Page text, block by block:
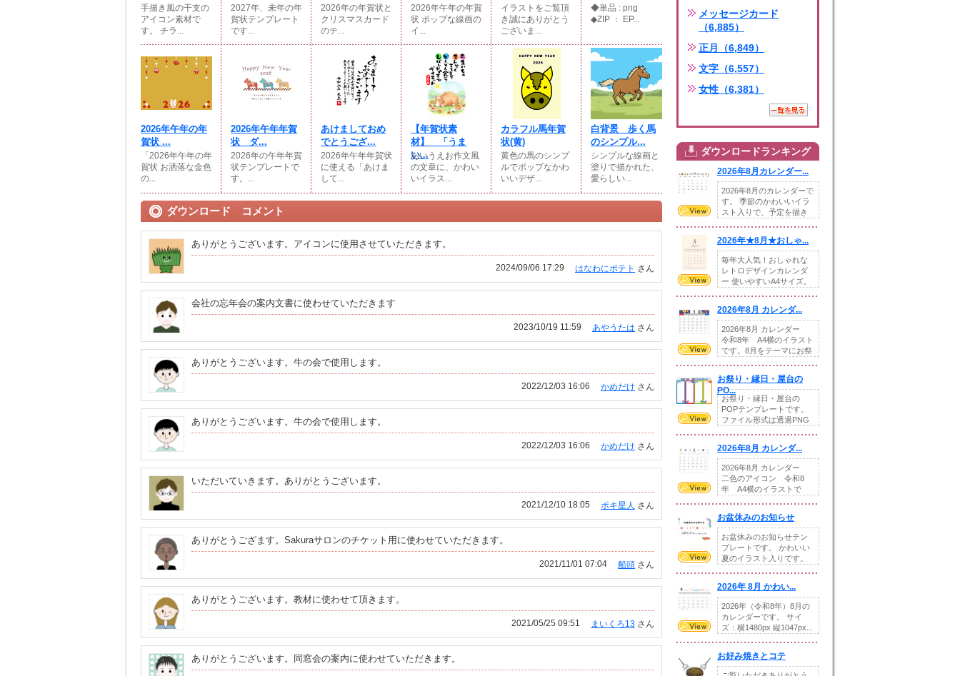
手描き風の干支の
アイコン素材で
す。 チラ...
2027年、未年の年
賀状テンプレート
です...
2026年の年賀状と
クリスマスカード
のテ...
2026年午年の年賀
状 ポップな線画の
イ...
イラストをご覧頂
き誠にありがとう
ございま...
◆単品 : png
◆ZIP ： EP...
2026年午年の年
賀状 ...
「2026年午年の年
賀状 お洒落な金色
の...
2026年午年年賀
状 ダ...
2026年の午年年賀
状テンプレートで
す。...
あけましておめ
でとうござ...
2026年午年年賀状
に使える「あけま
して...
【年賀状素
材】 「うま
い...
あいうえお作文風
の文章に、かわい
いイラス...
カラフル馬年賀
状(黄)
黄色の馬のシンプ
ルでポップなかわ
いいデザ...
白背景 歩く馬
のシンプル...
シンプルな線画と
塗りで描かれた、
愛らしい...
ダウンロード コメント
ありがとうございます。アイコンに使用させていただきます。
はなわにポテト さん
2024/09/06 17:29
会社の忘年会の案内文書に使わせていただきます
あやうたは さん
2023/10/19 11:59
ありがとうございます。牛の会で使用します。
かめだけ さん
2022/12/03 16:06
ありがとうございます。牛の会で使用します。
かめだけ さん
2022/12/03 16:06
いただいていきます。ありがとうございます。
ポキ星人 さん
2021/12/10 18:05
ありがとうござます。Sakuraサロンのチケット用に使わせていただきます。
船頭 さん
2021/11/01 07:04
ありがとうございます。教材に使わせて頂きます。
まいくろ13 さん
2021/05/25 09:51
ありがとうございます。同窓会の案内に使わせていただきます。
メッセージカード
（6,885）
正月（6,849）
文字（6,557）
女性（6,381）
ダウンロードランキング
2026年8月カレンダー...
2026年8月のカレンダーで
す。 季節のかわいいイラ
スト入りで、予定を描き
2026年★8月★おしゃ...
毎年大人気！おしゃれな
レトロデザインカレンダ
ー 使いやすいA4サイズ。
2026年8月 カレンダ...
2026年8月 カレンダー
令和8年 A4横のイラスト
です。8月をテーマにお祭
お祭り・縁日・屋台の
PO...
お祭り・縁日・屋台の
POPテンプレートです。
ファイル形式は透過PNG
2026年8月 カレンダ...
2026年8月 カレンダー
二色のアイコン 令和8
年 A4横のイラストで
お盆休みのお知らせ
お盆休みのお知らせテン
プレートです。 かわいい
夏のイラスト入りです。
2026年 8月 かわい...
2026年（令和8年）8月の
カレンダーです。 サイ
ズ：横1480px 縦1047px...
お好み焼きとコテ